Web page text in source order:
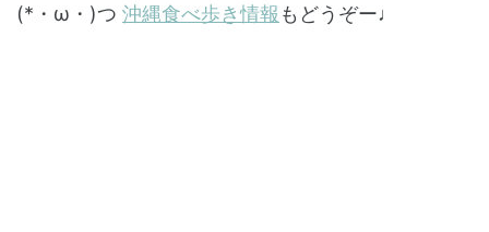
(*・ω・)つ 沖縄食べ歩き情報 もどうぞー♩